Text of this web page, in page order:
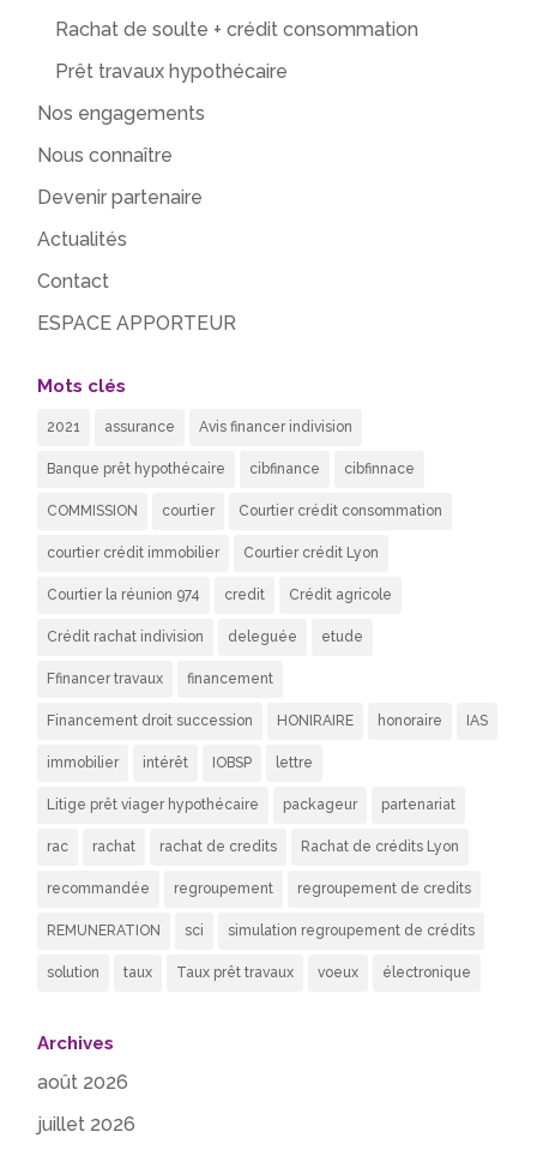
Rachat de soulte + crédit consommation
Prêt travaux hypothécaire
Nos engagements
Nous connaître
Devenir partenaire
Actualités
Contact
ESPACE APPORTEUR
Mots clés
2021 assurance Avis financer indivision
Banque prêt hypothécaire cibfinance cibfinnace
COMMISSION courtier Courtier crédit consommation
courtier crédit immobilier Courtier crédit Lyon
Courtier la réunion 974 credit Crédit agricole
Crédit rachat indivision deleguée etude
Ffinancer travaux financement
Financement droit succession HONIRAIRE honoraire IAS
immobilier intérêt IOBSP lettre
Litige prêt viager hypothécaire packageur partenariat
rac rachat rachat de credits Rachat de crédits Lyon
recommandée regroupement regroupement de credits
REMUNERATION sci simulation regroupement de crédits
solution taux Taux prêt travaux voeux électronique
Archives
août 2026
juillet 2026